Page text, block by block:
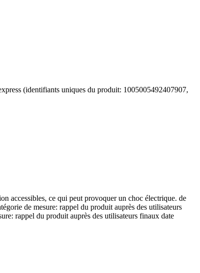
(identifiants uniques du produit: 1005005492407907,
accessibles, ce qui peut provoquer un choc électrique. de
de mesure: rappel du produit auprès des utilisateurs
rappel du produit auprès des utilisateurs finaux date